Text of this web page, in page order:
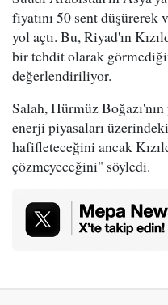
fiyatını 50 sent düşürerek
yol açtı. Bu, Riyad'ın
bir tehdit olarak
değerlendiriliyor.
Salah, Hürmüz
enerji piyasaları
hafifleteceğini ancak
çözmeyeceğini" söyledi.